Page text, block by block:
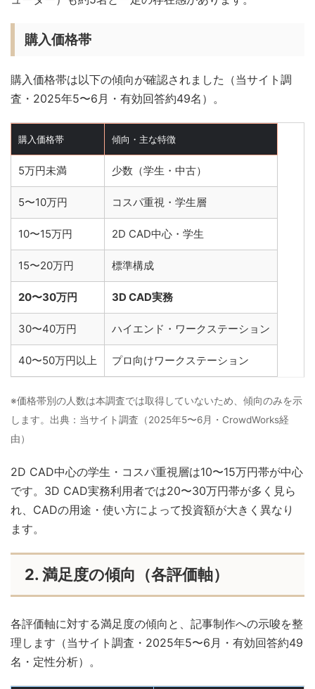
購入価格帯
購入価格帯は以下の傾向が確認されました（当サイト調
査・2025年5〜6月・有効回答約49名）。
購入価格帯 傾向・主な特徴
5万円未満 少数（学生・中古）
5〜10万円 コスパ重視・学生層
10〜15万円 2D CAD中心・学生
15〜20万円 標準構成
20〜30万円 3D CAD実務
30〜40万円 ハイエンド・ワークステーション
40〜50万円以上 プロ向けワークステーション
※価格帯別の人数は本調査では取得していないため、傾向のみを示
します。出典：当サイト調査（2025年5〜6月・CrowdWorks経
由）
2D CAD中心の学生・コスパ重視層は10〜15万円帯が中心
です。3D CAD実務利用者では20〜30万円帯が多く見ら
れ、CADの用途・使い方によって投資額が大きく異なり
ます。
2. 満足度の傾向（各評価軸）
各評価軸に対する満足度の傾向と、記事制作への示唆を整
理します（当サイト調査・2025年5〜6月・有効回答約49
名・定性分析）。